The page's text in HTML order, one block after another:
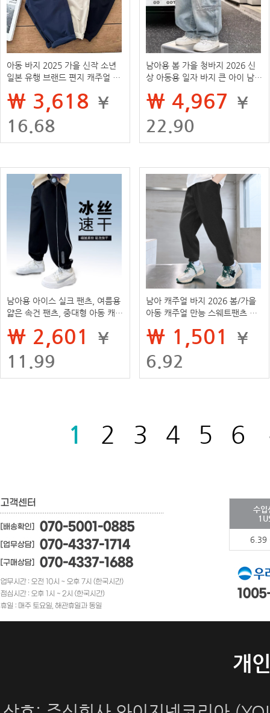
아동 바지 2025 가을 신작 소년
일본 유행 브랜드 편지 캐주얼 바
₩ 3,618 ¥
16.68
남아용 봄 가을 청바지 2026 신
상 아동용 일자 바지 큰 아이 남아
₩ 4,967 ¥
22.90
남아용 아이스 실크 팬츠, 여름용
얇은 속건 팬츠, 중대형 아동 캐주
스웨트팬츠, 트렌디
₩ 2,601
¥
11.99
남아 캐주얼 바지 2026 봄/가을
아동 캐주얼 만능 스웨트팬츠 중
렌디 롱 팬츠
₩ 1,501
¥
6.92
1 2 3 4 5 6
수입
6.39
개